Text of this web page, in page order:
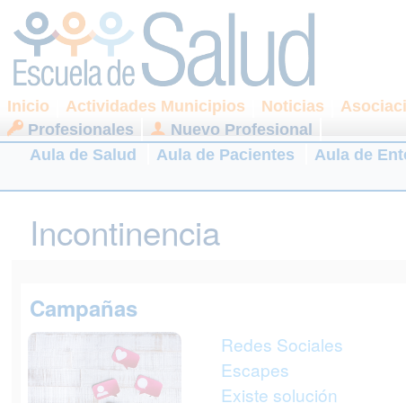
Inicio Actividades Municipios Noticias
Profesionales
Nuevo Profesional
Aula de Salud
Aula de Pacientes Aula de
Incontinencia
Campañas
Redes Sociales
Escapes
Existe solución